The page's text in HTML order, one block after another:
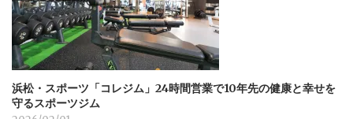
浜松・スポーツ「コレジム」24時間営業で10年先の健康と幸せを
守るスポーツジム